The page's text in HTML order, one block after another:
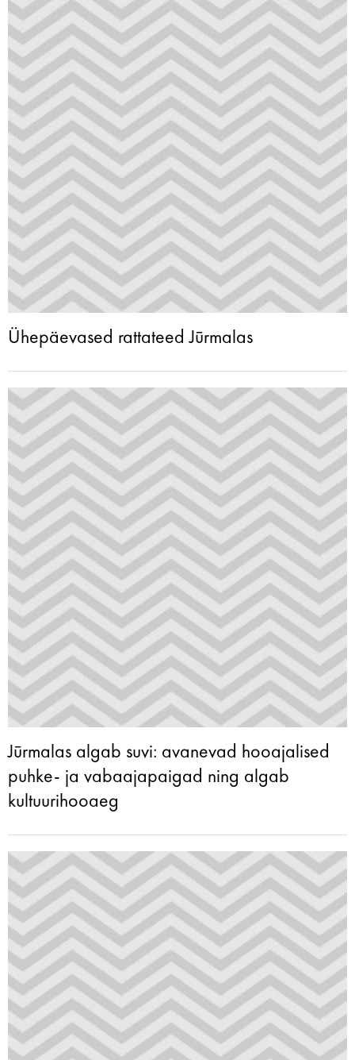
Ühepäevased rattateed Jūrmalas
Jūrmalas algab suvi: avanevad hooajalised
puhke- ja vabaajapaigad ning algab
kultuurihooaeg